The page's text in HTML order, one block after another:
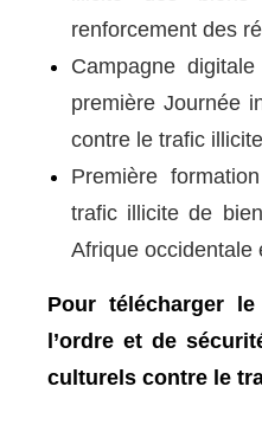
renforcement des
Campagne
première Journée
contre le trafic
Première
trafic illicite de
Afrique occidentale
Pour télécharger
l’ordre et de
culturels contre le